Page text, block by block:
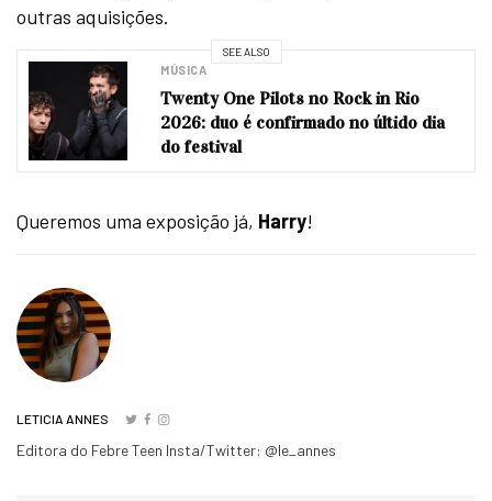
outras aquisições.
SEE ALSO
MÚSICA
Twenty One Pilots no Rock in Rio
2026: duo é confirmado no últido dia
do festival
Queremos uma exposição já, Harry!
LETICIA ANNES
Editora do Febre Teen Insta/Twitter: @le_annes